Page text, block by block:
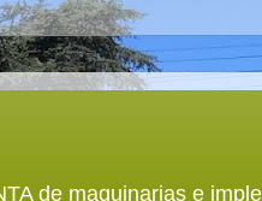
de maquinarias e